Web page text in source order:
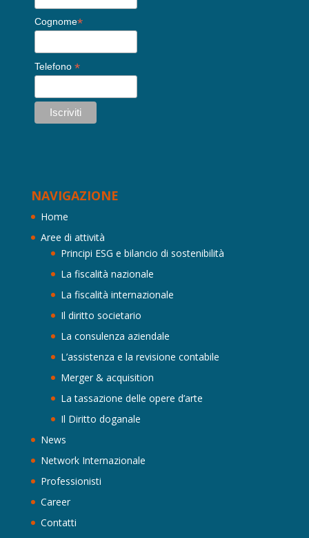
Cognome*
Telefono *
NAVIGAZIONE
Home
Aree di attività
Principi ESG e bilancio di sostenibilità
La fiscalità nazionale
La fiscalità internazionale
Il diritto societario
La consulenza aziendale
L’assistenza e la revisione contabile
Merger & acquisition
La tassazione delle opere d’arte
Il Diritto doganale
News
Network Internazionale
Professionisti
Career
Contatti